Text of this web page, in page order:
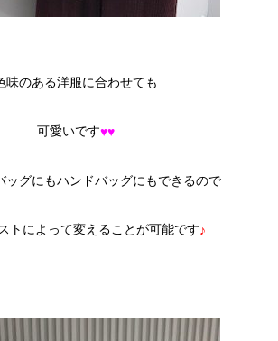
味のある洋服に合わせても
可愛いです♥♥
ッグにもハンドバッグにもできるので
トによって変えることが可能です♪